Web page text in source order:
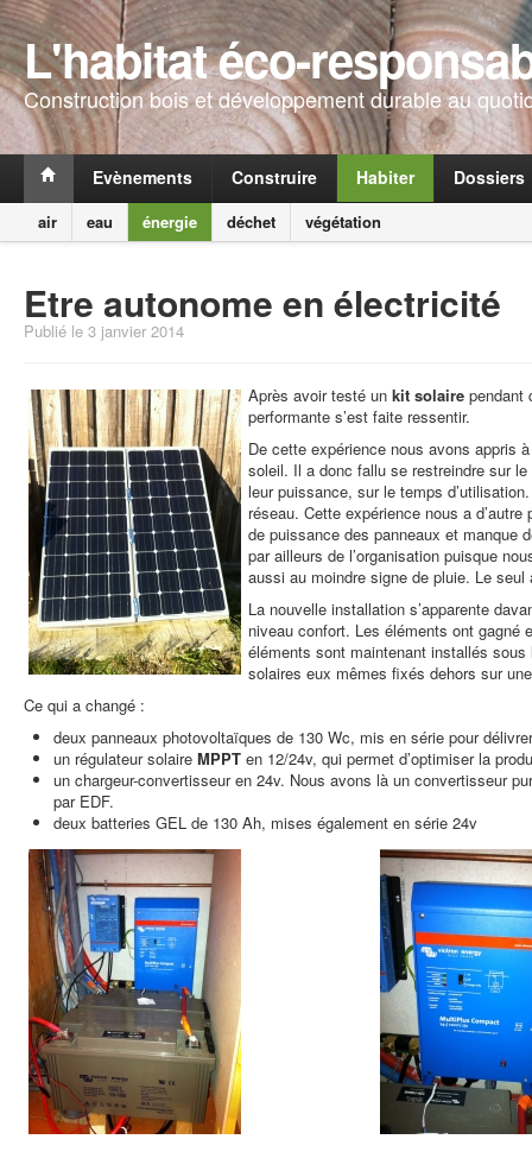
L'habitat éco-
Construction bois et développement durable au
Evènements Construire Habiter Dossiers
air eau énergie déchet végétation
Etre autonome en électricité
Publié le 3 janvier 2014
Après avoir testé un kit solaire pendant
performante s’est faite ressentir.
De cette expérience nous avons appris
soleil. Il a donc fallu se restreindre sur
leur puissance, sur le temps
réseau. Cette expérience nous a
de puissance des panneaux et manque
par ailleurs de l’organisation puisque
aussi au moindre signe de pluie. Le
La nouvelle installation s’apparente
niveau confort. Les éléments ont
éléments sont maintenant installés
solaires eux mêmes fixés dehors sur
Ce qui a changé :
deux panneaux photovoltaïques de 130 Wc, mis en série pour
un régulateur solaire MPPT en 12/24v, qui permet d’optimiser la
un chargeur-convertisseur en 24v. Nous avons là un convertisseur
par EDF.
deux batteries GEL de 130 Ah, mises également en série 24v